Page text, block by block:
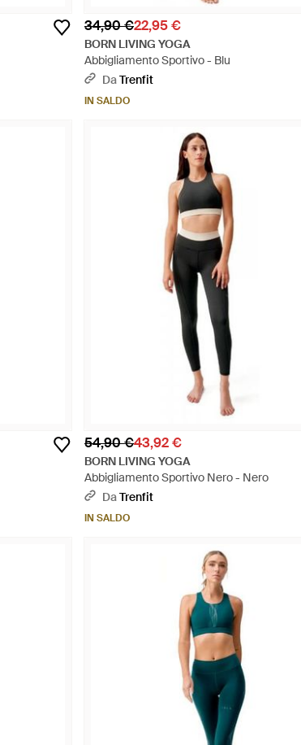
34,90 €22,95 €
BORN LIVING YOGA
Abbigliamento Sportivo - Blu
DaTrenfit
IN SALDO
54,90 €43,92 €
BORN LIVING YOGA
Abbigliamento Sportivo Nero - Nero
DaTrenfit
IN SALDO